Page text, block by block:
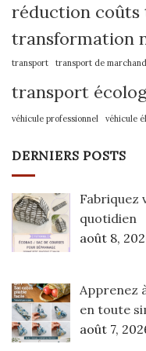
réduction
transformation
transport
transport de
transport
véhicule professionnel véhicule
DERNIERS POSTS
Fabriquez
quotidien
août 8,
Apprenez
en toute
août 7,